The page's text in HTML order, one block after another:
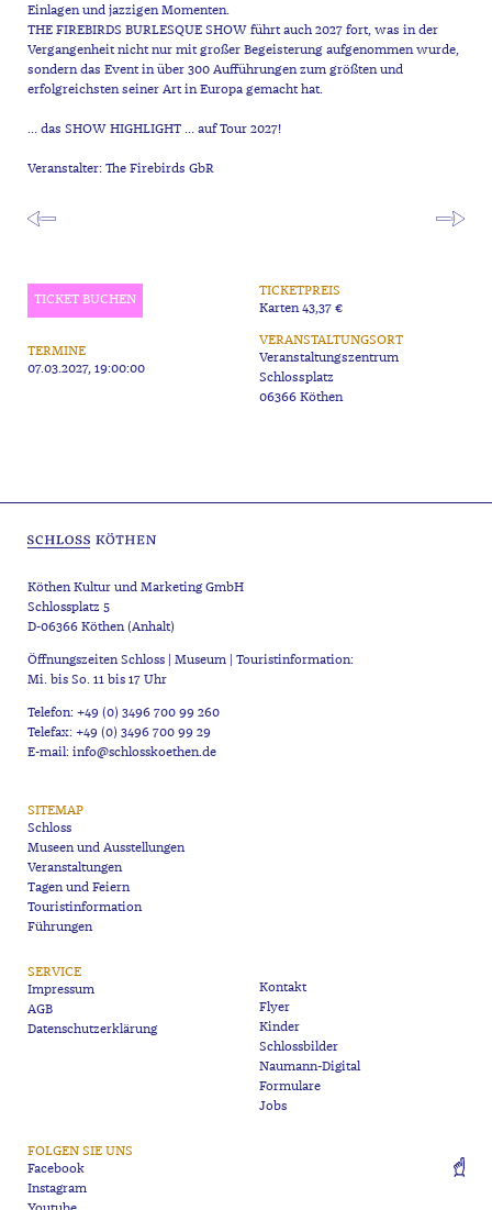
Einlagen und jazzigen Momenten.
THE FIREBIRDS BURLESQUE SHOW führt auch 2027 fort, was in der
Vergangenheit nicht nur mit großer Begeisterung aufgenommen wurde,
sondern das Event in über 300 Aufführungen zum größten und
erfolgreichsten seiner Art in Europa gemacht hat.
… das SHOW HIGHLIGHT … auf Tour 2027!
Veranstalter: The Firebirds GbR
TICKET BUCHEN
TERMINE
07.03.2027, 19:00:00
TICKETPREIS
Karten 43,37 €
VERANSTALTUNGSORT
Veranstaltungszentrum
Schlossplatz
06366 Köthen
Köthen Kultur und Marketing GmbH
Schlossplatz 5
D-06366 Köthen (Anhalt)
Öffnungszeiten Schloss | Museum | Touristinformation:
Mi. bis So. 11 bis 17 Uhr
Telefon: +49 (0) 3496 700 99 260
Telefax: +49 (0) 3496 700 99 29
E-mail: info@schlosskoethen.de
SITEMAP
Schloss
Museen und Ausstellungen
Veranstaltungen
Tagen und Feiern
Touristinformation
Führungen
SERVICE
Impressum
AGB
Datenschutzerklärung
Kontakt
Flyer
Kinder
Schlossbilder
Naumann-Digital
Formulare
Jobs
FOLGEN SIE UNS
Facebook
Instagram